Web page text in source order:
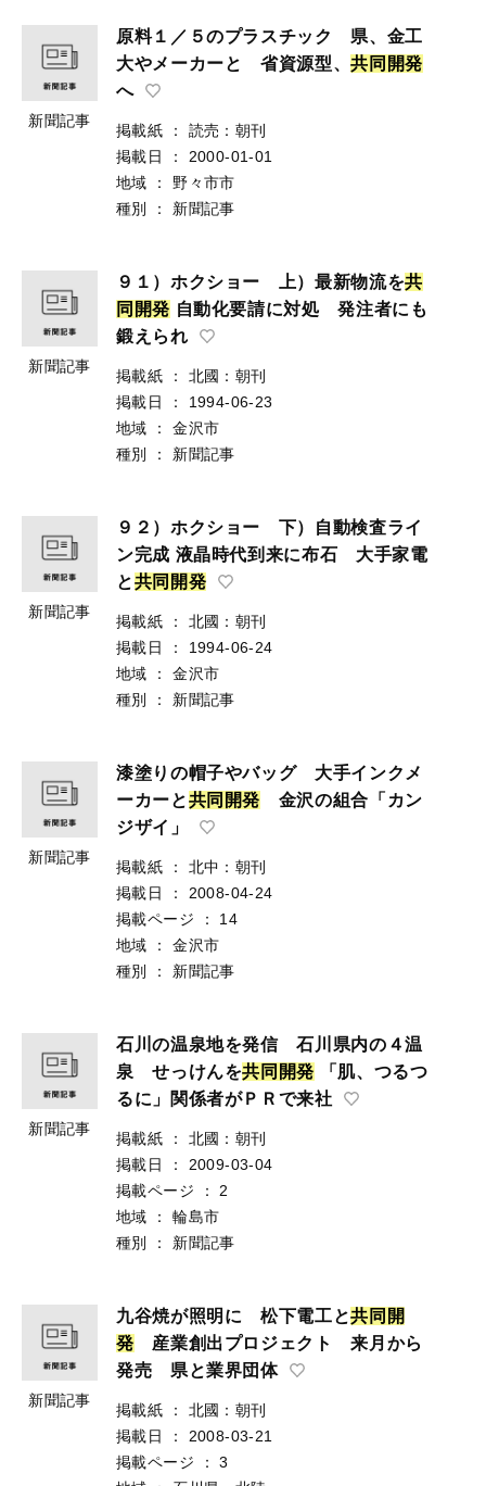
新聞記事
原料１／５のプラスチック 県、金工
大やメーカーと 省資源型、共 同 開発
へ
掲載紙 ：
読売：朝刊
掲載日
：
2000-01-01
地域
：
野々市市
種別
： 新聞記事
新聞記事
９１）ホクショー 上）最新物流を共
同 開発 自動化要請に対処 発注者にも
鍛えられ
掲載紙 ：
北國：朝刊
掲載日
：
1994-06-23
地域
：
金沢市
種別
： 新聞記事
新聞記事
９２）ホクショー 下）自動検査ライ
ン完成 液晶時代到来に布石 大手家電
と共同 開発
掲載紙 ：
北國：朝刊
掲載日
：
1994-06-24
地域
：
金沢市
種別
： 新聞記事
新聞記事
漆塗りの帽子やバッグ 大手インクメ
ーカーと共同 開発 金沢の組合「カン
ジザイ」
掲載紙 ：
北中：朝刊
掲載日
：
2008-04-24
掲載ページ
：
14
地域
：
金沢市
種別
： 新聞記事
新聞記事
石川の温泉地を発信 石川県内の４温
泉 せっけんを共 同 開発 「肌、つるつ
るに」関係者がＰＲで来社
掲載紙 ：
北國：朝刊
掲載日
：
2009-03-04
掲載ページ
：
2
地域
：
輪島市
種別
： 新聞記事
新聞記事
九谷焼が照明に 松下電工と共 同 開
発 産業創出プロジェクト 来月から
発売 県と業界団体
掲載紙 ：
北國：朝刊
掲載日
：
2008-03-21
掲載ページ
：
3